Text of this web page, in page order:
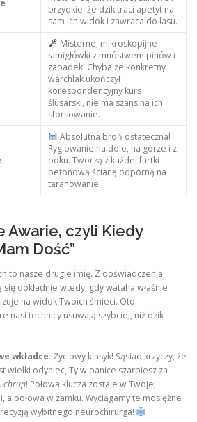
brzydkie, że dzik traci apetyt na
sam ich widok i zawraca do lasu.
Misterne, mikroskopijne
łamigłówki z mnóstwem pinów i
zapadek. Chyba że konkretny
warchlak ukończył
korespondencyjny kurs
ślusarski, nie ma szans na ich
sforsowanie.
Absolutna broń ostateczna!
Ryglowanie na dole, na górze i z
boku. Tworzą z każdej furtki
betonową ścianę odporną na
taranowanie!
Awarie, czyli Kiedy
Dość”
to nasze drugie imię. Z doświadczenia
dokładnie wtedy, gdy wataha właśnie
na widok Twoich śmieci. Oto
nasi technicy usuwają szybciej, niż dzik
wkładce: Życiowy klasyk! Sąsiad krzyczy, że
wielki odyniec, Ty w panice szarpiesz za
chrup! Połowa klucza zostaje w Twojej
a połowa w zamku. Wyciągamy te mosiężne
wybitnego neurochirurga!